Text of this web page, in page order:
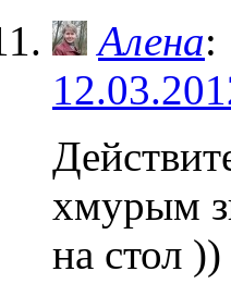
Алена:
хмурым
на стол ))